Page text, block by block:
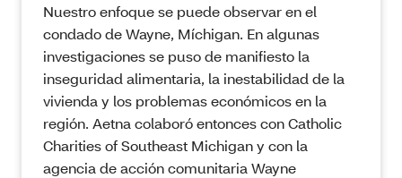
Nuestro enfoque se puede observar en el
condado de Wayne, Míchigan. En algunas
investigaciones se puso de manifiesto la
inseguridad alimentaria, la inestabilidad de la
vivienda y los problemas económicos en la
región. Aetna colaboró entonces con Catholic
Charities of Southeast Michigan y con la
agencia de acción comunitaria Wayne